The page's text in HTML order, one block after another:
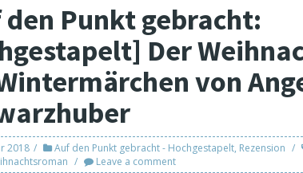
den Punkt gebracht:
Der
von
2018 Auf den Punkt gebracht - Hochgestapelt, Rezension
Leave a comment